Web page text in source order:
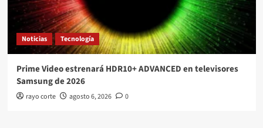
Noticias Tecnología
Prime Video estrenará HDR10+ ADVANCED en televisores
Samsung de 2026
rayo corte agosto 6, 2026 0